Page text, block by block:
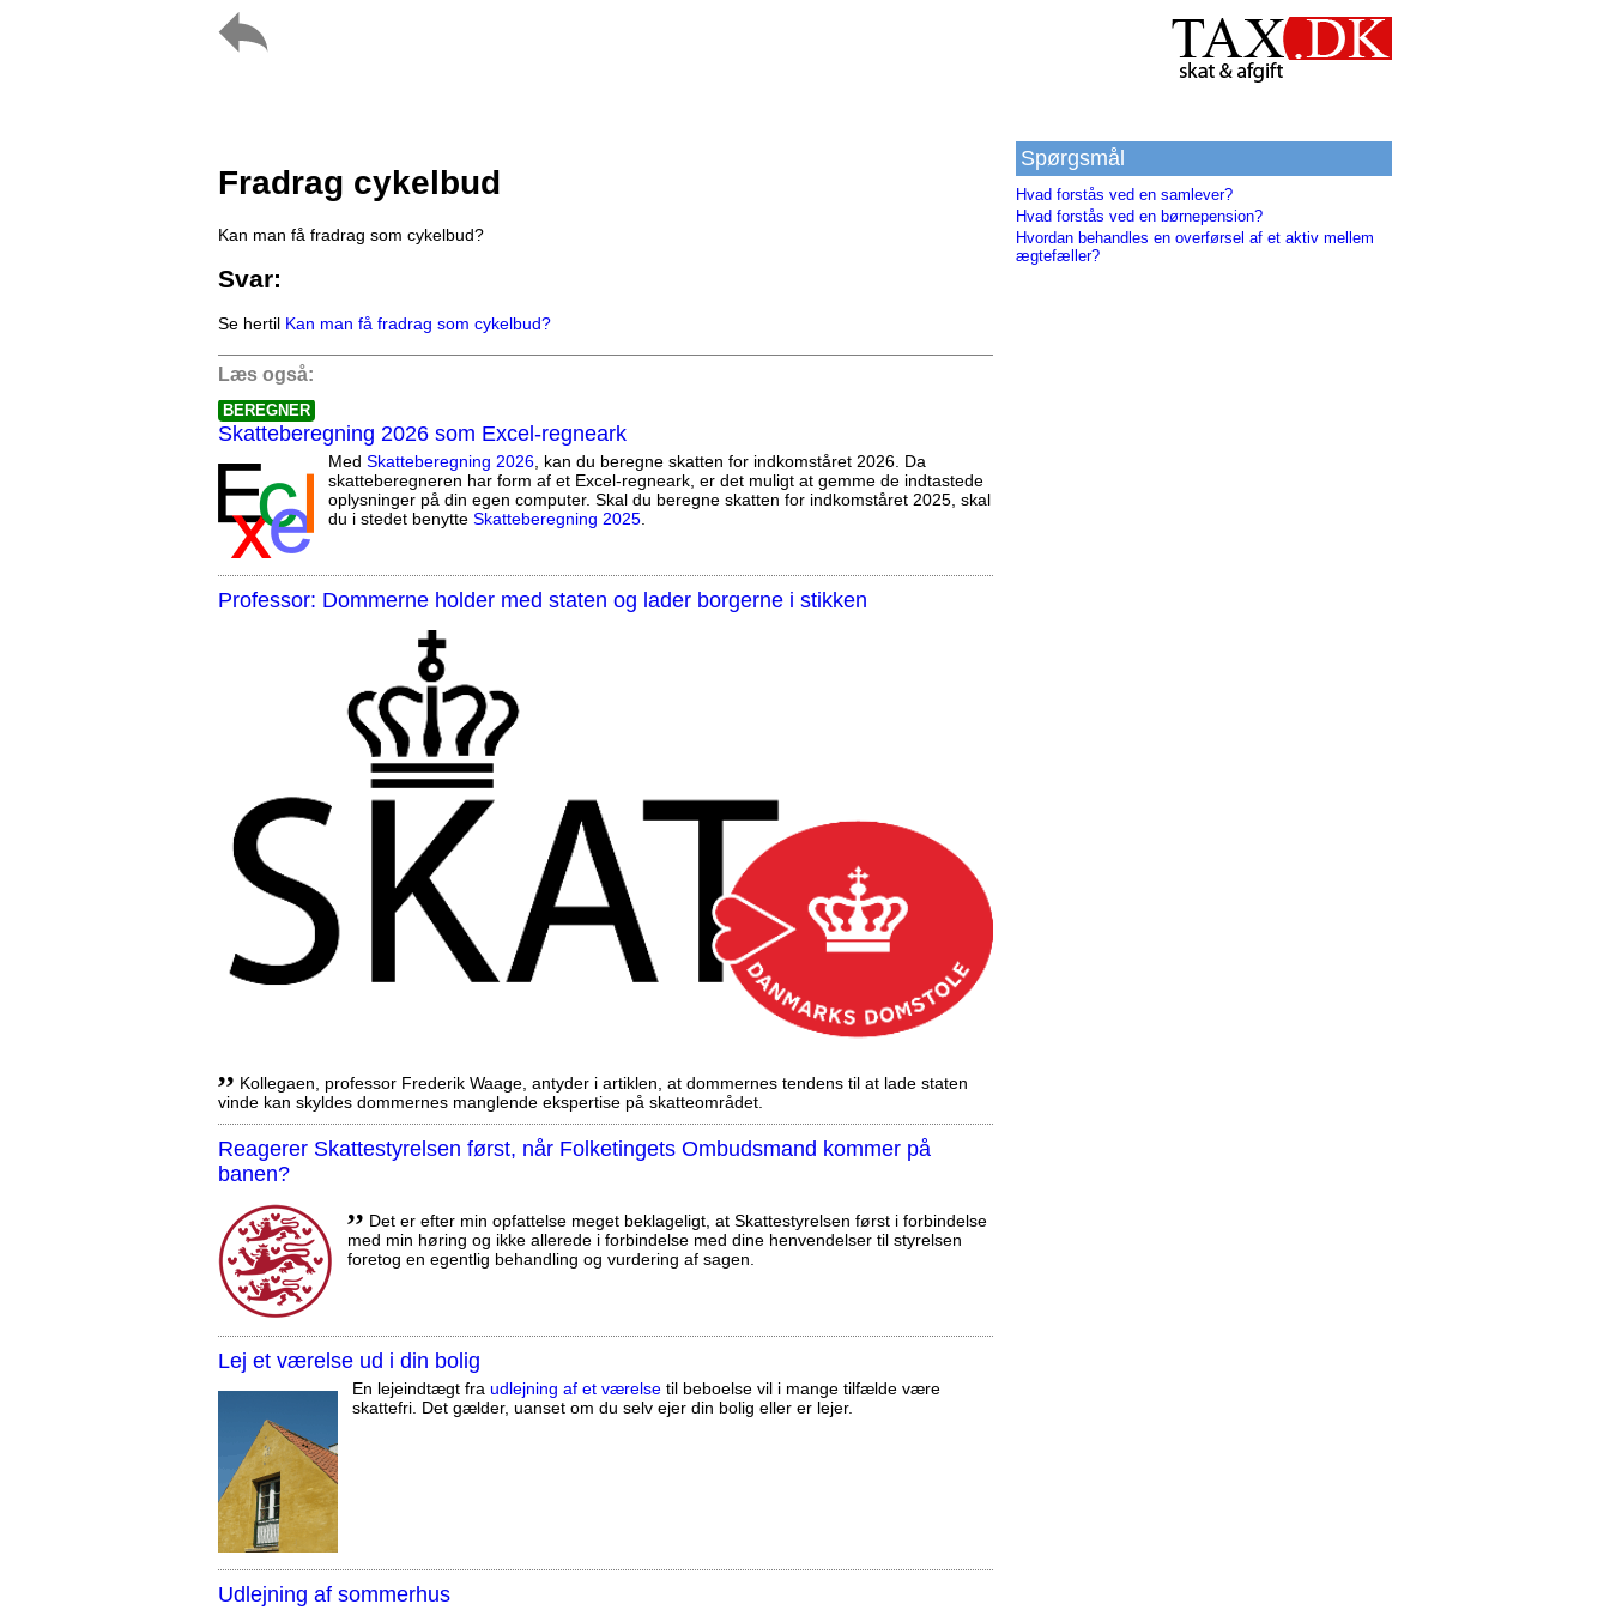
Fradrag cykelbud
Kan man få fradrag som cykelbud?
Svar:
Se hertil Kan man få fradrag som cykelbud?
Læs også:
BEREGNER
Skatteberegning 2026 som Excel-regneark
Med Skatteberegning 2026, kan du beregne skatten for indkomståret 2026. Da
skatteberegneren har form af et Excel-regneark, er det muligt at gemme de indtastede
oplysninger på din egen computer. Skal du beregne skatten for indkomståret 2025, skal
du i stedet benytte Skatteberegning 2025.
Professor: Dommerne holder med staten og lader borgerne i stikken
,, Kollegaen, professor Frederik Waage, antyder i artiklen, at dommernes tendens til at lade staten
vinde kan skyldes dommernes manglende ekspertise på skatteområdet.
Reagerer Skattestyrelsen først, når Folketingets Ombudsmand kommer på
banen?
,, Det er efter min opfattelse meget beklageligt, at Skattestyrelsen først i forbindelse
med min høring og ikke allerede i forbindelse med dine henvendelser til styrelsen
foretog en egentlig behandling og vurdering af sagen.
Lej et værelse ud i din bolig
En lejeindtægt fra udlejning af et værelse til beboelse vil i mange tilfælde være
skattefri. Det gælder, uanset om du selv ejer din bolig eller er lejer.
Udlejning af sommerhus
Spørgsmål
Hvad forstås ved en samlever?
Hvad forstås ved en børnepension?
Hvordan behandles en overførsel af et aktiv mellem
ægtefæller?